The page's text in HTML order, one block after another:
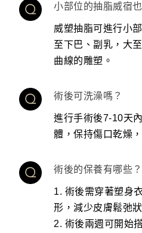
小部位的抽脂威宿
威塑抽脂可進行小
至下巴、副乳，大
曲線的雕塑。
術後可洗澡嗎？
進行手術後7-10天
體，保持傷口乾燥
術後的保養有哪些？
1. 術後需穿著塑身
形，減少皮膚鬆弛狀
2. 術後兩週可開始